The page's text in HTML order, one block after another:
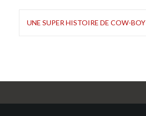
UNE SUPER HISTOIRE DE COW-BOY